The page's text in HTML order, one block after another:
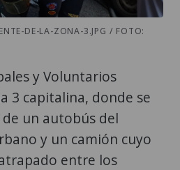
DE-LA-ZONA-3.JPG / FOTO:
y Voluntarios
3 capitalina, donde se
un autobús del
y un camión cuyo
entre los